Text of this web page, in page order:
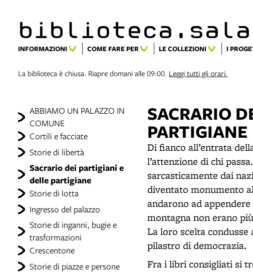
INFORMAZIONI COME FARE PER LE COLLEZIONI I
La biblioteca è chiusa. Riapre domani alle 09:00. Leggi tutti gli orari.
ABBIAMO UN PALAZZO IN
COMUNE
Cortili e facciate
Storie di libertà
Sacrario dei partigiani e
delle partigiane
Storie di lotta
Ingresso del palazzo
Storie di inganni, bugie e
trasformazioni
Crescentone
Storie di piazze e persone
SACRARIO
PARTIGIANE
Di fianco all’entrata
l’attenzione di chi
sarcasticamente dai
diventato monumento
andarono ad
montagna non erano
La loro scelta
pilastro di democrazia.
Fra i libri consigliati si